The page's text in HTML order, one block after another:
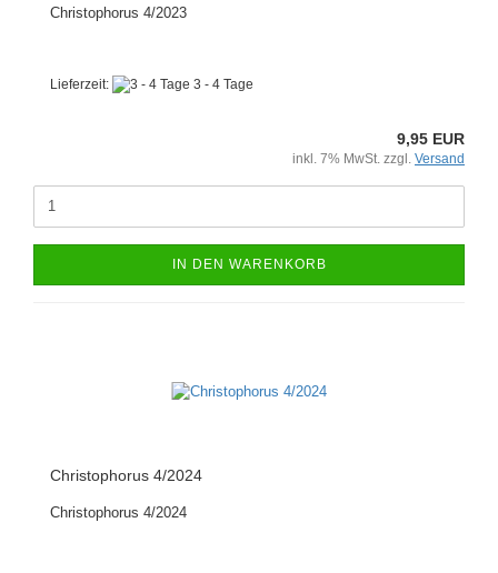
Christophorus 4/2023
Lieferzeit: 3 - 4 Tage
9,95 EUR
inkl. 7% MwSt. zzgl. Versand
IN DEN WARENKORB
Christophorus 4/2024
Christophorus 4/2024